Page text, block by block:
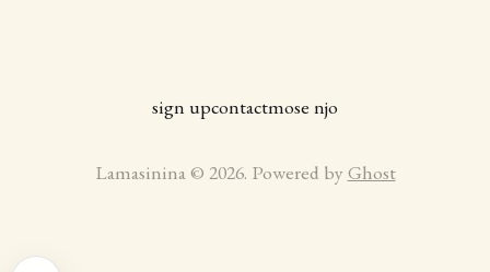
sign upcontactmose njo
Lamasinina © 2026. Powered by Ghost